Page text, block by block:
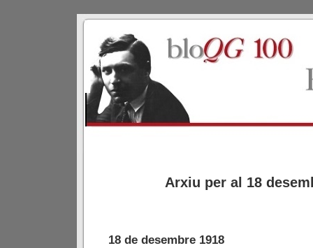
Arxiu per al 18
18 de desembre 1918